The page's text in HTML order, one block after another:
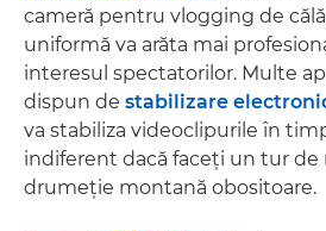
cameră pentru vlogging de
uniformă va arăta mai
interesul spectatorilor. Multe
dispun de stabilizare
va stabiliza videoclipurile în
indiferent dacă faceţi un tur de
drumeţie montană obositoare.